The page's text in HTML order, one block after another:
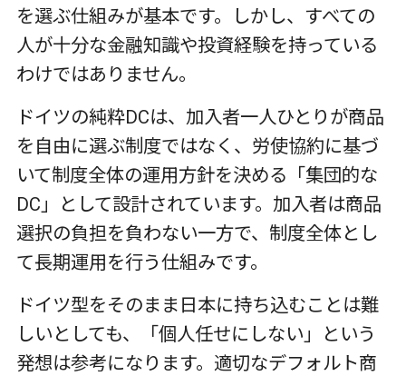
を選ぶ仕組みが基本です。しかし、すべての
人が十分な金融知識や投資経験を持っている
わけではありません。
ドイツの純粋DCは、加入者一人ひとりが商品
を自由に選ぶ制度ではなく、労使協約に基づ
いて制度全体の運用方針を決める「集団的な
DC 」として設計されています。加入者は商品
選択の負担を負わない一方で、制度全体とし
て長期運用を行う仕組みです。
ドイツ型をそのまま日本に持ち込むことは難
しいとしても、「個人任せにしない」という
発想は参考になります。適切なデフォルト商